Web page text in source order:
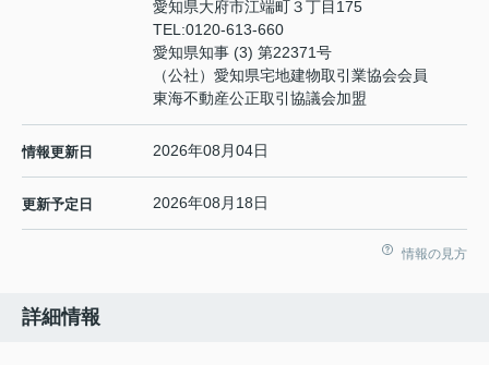
愛知県大府市江端町３丁目175
TEL:0120-613-660
愛知県知事 (3) 第22371号
（公社）愛知県宅地建物取引業協会会員
東海不動産公正取引協議会加盟
情報更新日 2026年08月04日
更新予定日 2026年08月18日
情報の見方
詳細情報